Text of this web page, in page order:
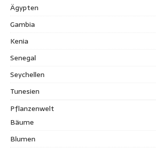
Ägypten
Gambia
Kenia
Senegal
Seychellen
Tunesien
Pflanzenwelt
Bäume
Blumen